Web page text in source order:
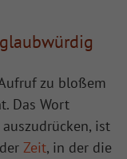
zu bloßem
Das Wort
auszudrücken, ist
Zeit, in der die